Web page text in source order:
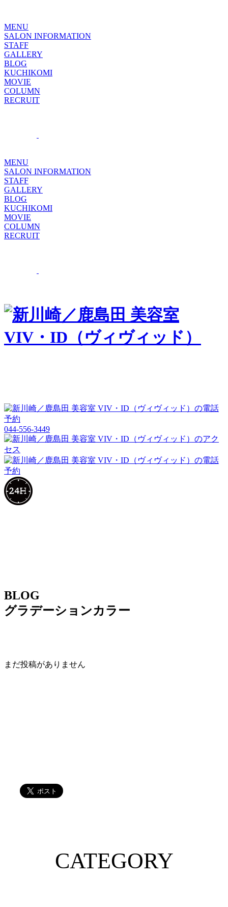
MENU
SALON INFORMATION
STAFF
GALLERY
BLOG
KUCHIKOMI
MOVIE
COLUMN
RECRUIT
MENU
SALON INFORMATION
STAFF
GALLERY
BLOG
KUCHIKOMI
MOVIE
COLUMN
RECRUIT
044-556-3449
BLOG
グラデーションカラー
まだ投稿がありません
CATEGORY